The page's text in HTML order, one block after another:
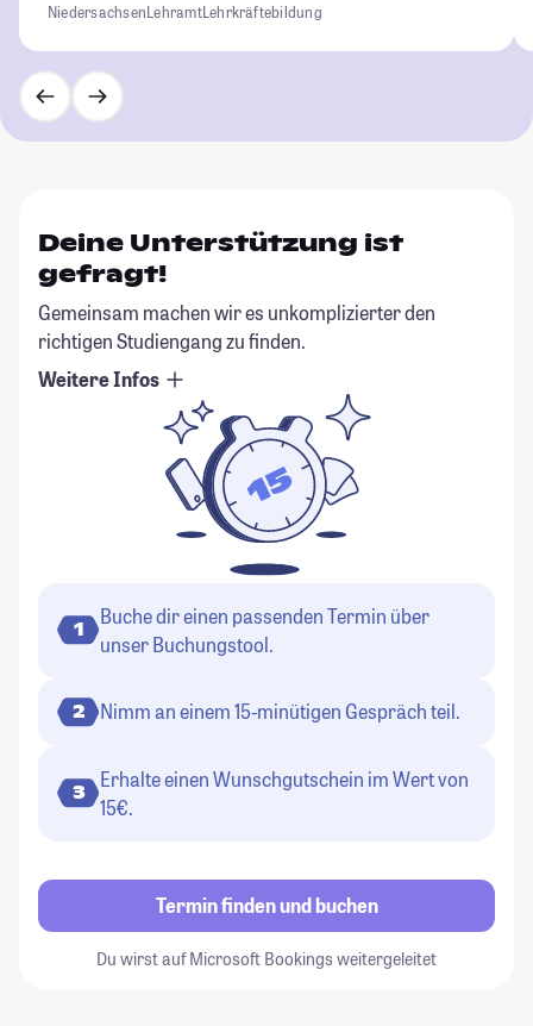
NiedersachsenLehramtLehrkräftebildung
Deine Unterstützung ist
gefragt!
Gemeinsam machen wir es unkomplizierter den
richtigen Studiengang zu finden.
Weitere Infos
1
Buche dir einen passenden Termin über
unser Buchungstool.
2 Nimm an einem 15-minütigen Gespräch teil.
3
Erhalte einen Wunschgutschein im Wert von
15€.
Termin finden und buchen
Du wirst auf Microsoft Bookings weitergeleitet